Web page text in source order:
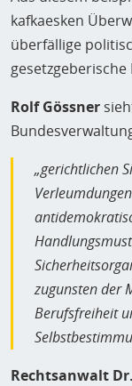
kafkaesken
überfällige
Rolf Gössner
„gerichtlichen
zugunsten der
Berufsfreiheit
Rechtsanwalt